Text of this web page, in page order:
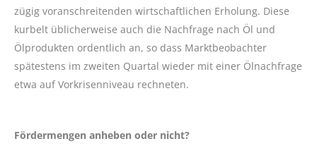
zügig voranschreitenden wirtschaftlichen Erholung. Diese
kurbelt üblicherweise auch die Nachfrage nach Öl und
Ölprodukten ordentlich an, so dass Marktbeobachter
spätestens im zweiten Quartal wieder mit einer Ölnachfrage
etwa auf Vorkrisenniveau rechneten.
Fördermengen anheben oder nicht?